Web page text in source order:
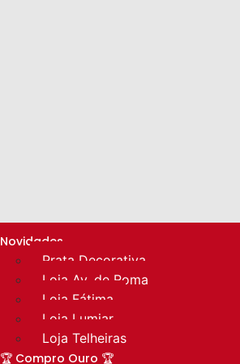
Novidades
Prata Decorativa
Loja Av. de Roma
Loja Fátima
Loja Lumiar
Loja Telheiras
🏆 Compro Ouro 🏆